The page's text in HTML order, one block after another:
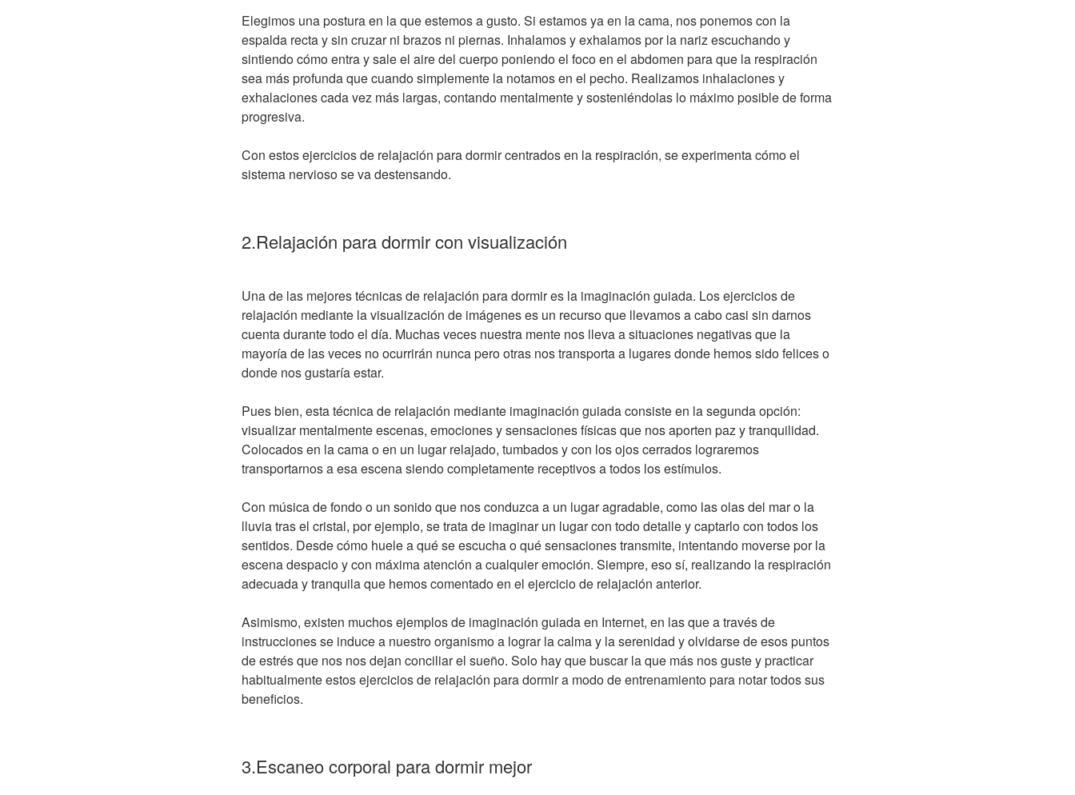
Elegimos una postura en la que estemos a gusto. Si estamos ya en la cama, nos ponemos con la
espalda recta y sin cruzar ni brazos ni piernas. Inhalamos y exhalamos por la nariz escuchando y
sintiendo cómo entra y sale el aire del cuerpo poniendo el foco en el abdomen para que la respiración
sea más profunda que cuando simplemente la notamos en el pecho. Realizamos inhalaciones y
exhalaciones cada vez más largas, contando mentalmente y sosteniéndolas lo máximo posible de forma
progresiva.
Con estos ejercicios de relajación para dormir centrados en la respiración, se experimenta cómo el
sistema nervioso se va destensando.
2.Relajación para dormir con visualización
Una de las mejores técnicas de relajación para dormir es la imaginación guiada. Los ejercicios de
relajación mediante la visualización de imágenes es un recurso que llevamos a cabo casi sin darnos
cuenta durante todo el día. Muchas veces nuestra mente nos lleva a situaciones negativas que la
mayoría de las veces no ocurrirán nunca pero otras nos transporta a lugares donde hemos sido felices o
donde nos gustaría estar.
Pues bien, esta técnica de relajación mediante imaginación guiada consiste en la segunda opción:
visualizar mentalmente escenas, emociones y sensaciones físicas que nos aporten paz y tranquilidad.
Colocados en la cama o en un lugar relajado, tumbados y con los ojos cerrados lograremos
transportarnos a esa escena siendo completamente receptivos a todos los estímulos.
Con música de fondo o un sonido que nos conduzca a un lugar agradable, como las olas del mar o la
lluvia tras el cristal, por ejemplo, se trata de imaginar un lugar con todo detalle y captarlo con todos los
sentidos. Desde cómo huele a qué se escucha o qué sensaciones transmite, intentando moverse por la
escena despacio y con máxima atención a cualquier emoción. Siempre, eso sí, realizando la respiración
adecuada y tranquila que hemos comentado en el ejercicio de relajación anterior.
Asimismo, existen muchos ejemplos de imaginación guiada en Internet, en las que a través de
instrucciones se induce a nuestro organismo a lograr la calma y la serenidad y olvidarse de esos puntos
de estrés que nos nos dejan conciliar el sueño. Solo hay que buscar la que más nos guste y practicar
habitualmente estos ejercicios de relajación para dormir a modo de entrenamiento para notar todos sus
beneficios.
3.Escaneo corporal para dormir mejor